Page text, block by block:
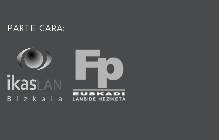
PARTE GARA: